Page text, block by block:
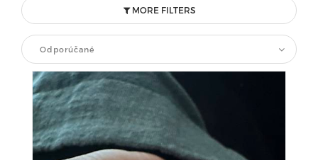
MORE FILTERS
Odporúčané